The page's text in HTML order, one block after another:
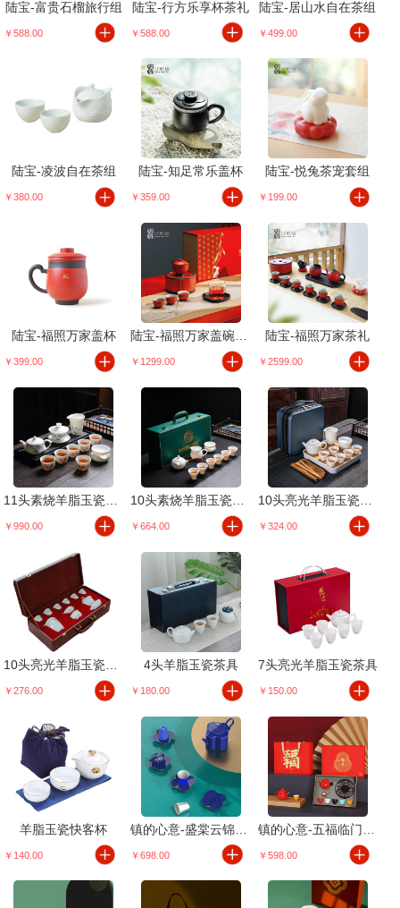
陆宝-富贵石榴旅行组
￥588.00
陆宝-行方乐享杯茶礼
￥588.00
陆宝-居山水自在茶组
￥499.00
陆宝-凌波自在茶组
￥380.00
陆宝-知足常乐盖杯
￥359.00
陆宝-悦兔茶宠套组
￥199.00
陆宝-福照万家盖杯
￥399.00 ￥1299.00
陆宝-福照万家茶礼
￥2599.00
￥990.00 ￥664.00 ￥324.00
￥276.00
4头羊脂玉瓷茶具
￥180.00
7头亮光羊脂玉瓷茶具
￥150.00
羊脂玉瓷快客杯
￥140.00 ￥698.00 ￥598.00